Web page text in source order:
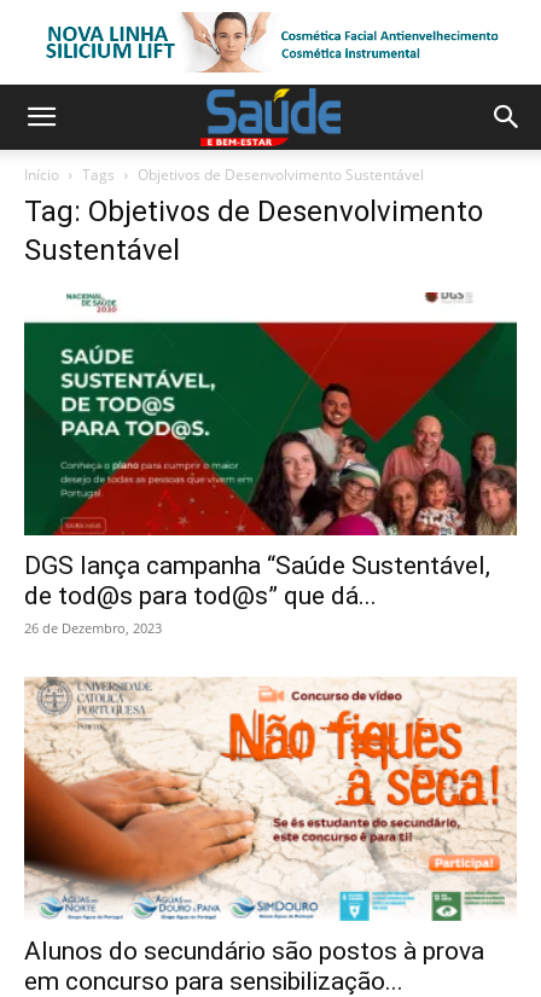
Início Tags Objetivos de Desenvolvimento Sustentável
Tag: Objetivos de Desenvolvimento
Sustentável
DGS lança campanha “Saúde Sustentável,
de tod@s para tod@s” que dá...
26 de Dezembro, 2023
Alunos do secundário são postos à prova
em concurso para sensibilização...